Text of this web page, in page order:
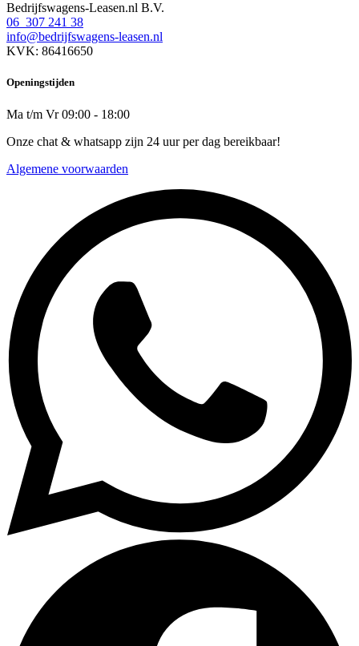
Bedrijfswagens-Leasen.nl B.V.
06 307 241 38
info@bedrijfswagens-leasen.nl
KVK: 86416650
Openingstijden
Ma t/m Vr 09:00 - 18:00
Onze chat & whatsapp zijn 24 uur per dag bereikbaar!
Algemene voorwaarden